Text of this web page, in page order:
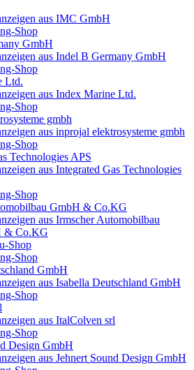
aus IMC GmbH
Shop
GmbH
aus Indel B Germany GmbH
Shop
Ltd.
aus Index Marine Ltd.
Shop
gmbh
aus inprojal elektrosysteme gmbh
Shop
Technologies APS
aus Integrated Gas Technologies
Shop
GmbH & Co.KG
aus Irmscher Automobilbau
& Co.KG
Shop
Shop
GmbH
aus Isabella Deutschland GmbH
Shop
aus ItalColven srl
Shop
Design GmbH
aus Jehnert Sound Design GmbH